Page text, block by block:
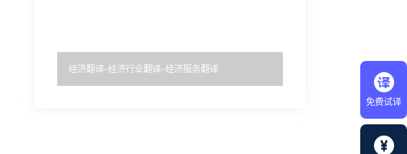
免费试译
经济翻译-经济行业翻译-经济服务翻译